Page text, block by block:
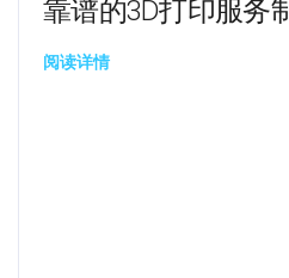
靠谱的3D打印服务
阅读详情